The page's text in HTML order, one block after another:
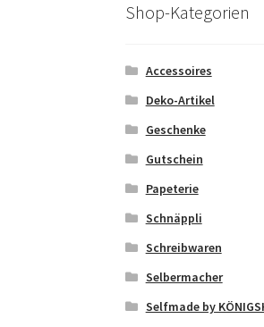
Shop-Kategorien
Accessoires
Deko-Artikel
Geschenke
Gutschein
Papeterie
Schnäppli
Schreibwaren
Selbermacher
Selfmade by